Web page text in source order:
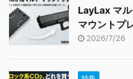
LayLax マ
マウントプ
2026/7/26